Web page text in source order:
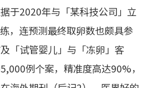
于2020年与「某科技公司」立
，连预测最终取卵数也颇具参
「试管婴儿」与「冻卵」客
5,000例个案，精准度高达90%，